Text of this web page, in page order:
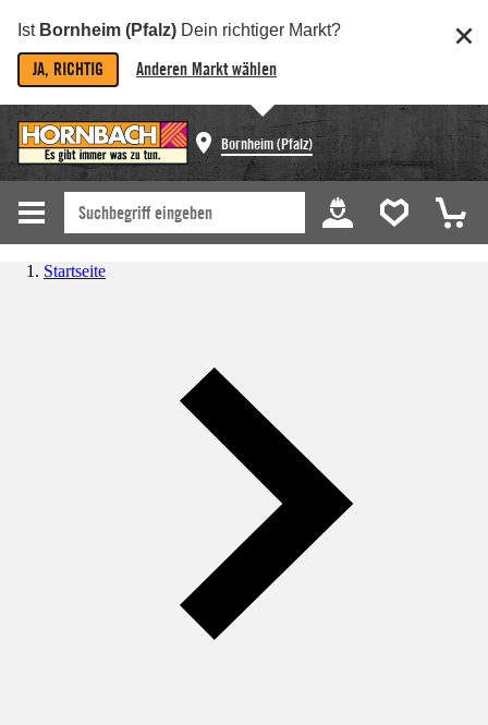
Ist Bornheim (Pfalz) Dein richtiger Markt?
JA, RICHTIG Anderen Markt wählen
Bornheim (Pfalz)
Startseite